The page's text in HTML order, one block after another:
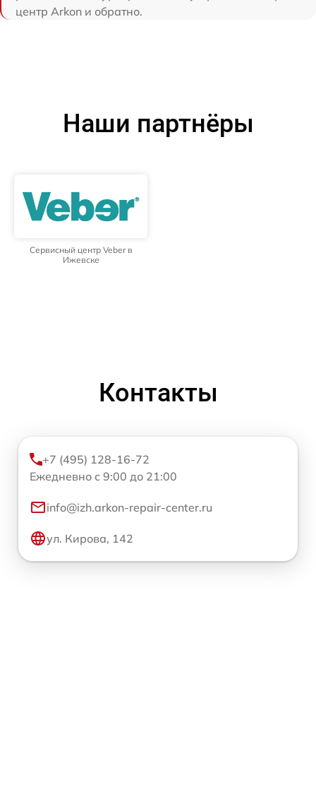
центр Arkon и обратно.
Наши партнёры
Сервисный центр Veber в
Ижевске
Контакты
+7 (495) 128-16-72
Ежедневно с 9:00 до 21:00
info@izh.arkon-repair-center.ru
ул. Кирова, 142